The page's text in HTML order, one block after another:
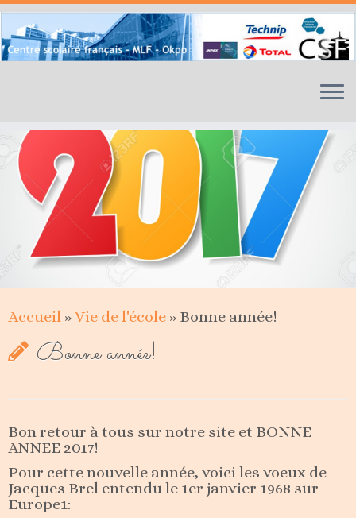
Skip
content
Accueil »Vie de l'école » Bonne année!
Bonne année!
Bon retour à tous sur notre site et BONNE
ANNEE 2017!
Pour cette nouvelle année, voici les voeux de
Jacques Brel entendu le 1er janvier 1968 sur
Europe1: